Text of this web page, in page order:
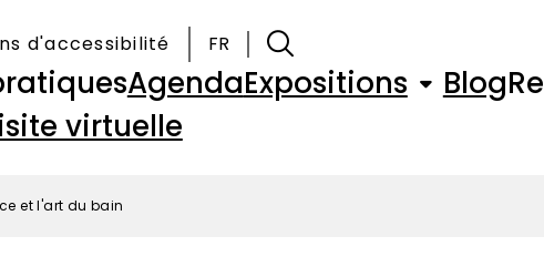
d'accessibilité
FR
AgendaExpositions Blog
virtuelle
et l'art du bain